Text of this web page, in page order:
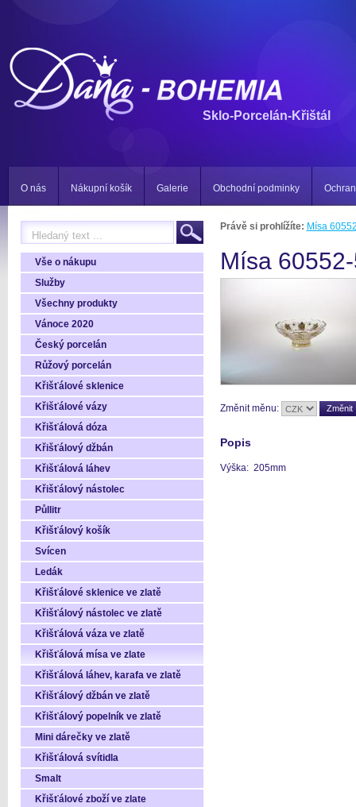
Sklo-Porcelán-Křištál
O nás Nákupní košík Galerie Obchodní podminky
Vše o nákupu
Služby
Všechny produkty
Vánoce 2020
Český porcelán
Růžový porcelán
Křišťálové sklenice
Křišťálové vázy
Křišťálová dóza
Křišťálový džbán
Křišťálová láhev
Křišťálový nástolec
Půllitr
Křišťálový košík
Svícen
Ledák
Křišťálové sklenice ve zlatě
Křišťálový nástolec ve zlatě
Křišťálová váza ve zlatě
Křišťálová mísa ve zlate
Křišťálová láhev, karafa ve zlatě
Křišťálový džbán ve zlatě
Křišťálový popelník ve zlatě
Mini dárečky ve zlatě
Křišťálová svítidla
Smalt
Křišťálové zboží ve zlate
Právě si prohlížíte: Mísa
Mísa
Změnit měnu:
Popis
Výška: 205mm